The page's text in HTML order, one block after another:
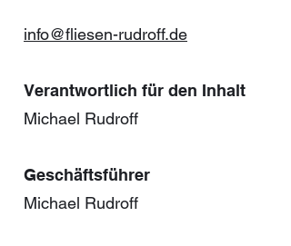
info@fliesen-rudroff.de
Verantwortlich für den Inhalt
Michael Rudroff
Geschäftsführer
Michael Rudroff